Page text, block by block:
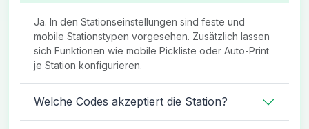
Ja. In den Stationseinstellungen sind feste und
mobile Stationstypen vorgesehen. Zusätzlich lassen
sich Funktionen wie mobile Pickliste oder Auto-Print
je Station konfigurieren.
Welche Codes akzeptiert die Station?